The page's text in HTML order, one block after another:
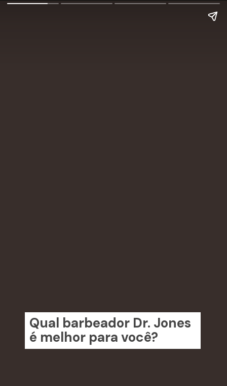
Qual barbeador Dr. Jones
é melhor para você?